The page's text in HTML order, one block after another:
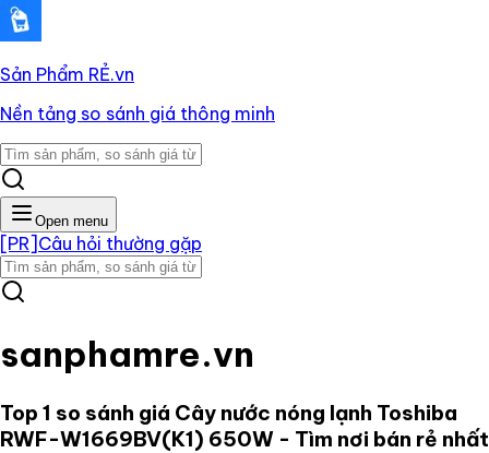
Sản Phẩm RẺ.vn
Nền tảng so sánh giá thông minh
Open menu
[PR] Câu hỏi thường gặp
sanphamre.vn
Top 1 so sánh giá Cây nước nóng lạnh Toshiba
RWF-W1669BV(K1) 650W - Tìm nơi bán rẻ nhất